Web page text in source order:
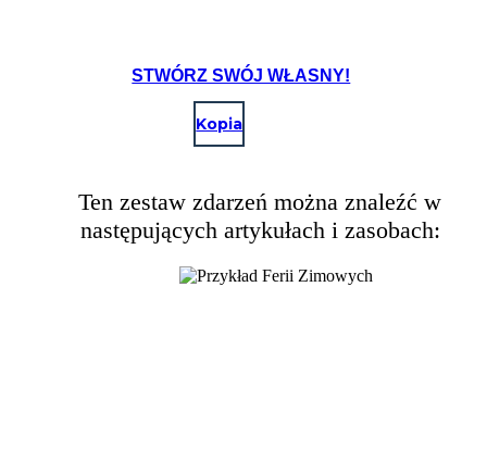
STWÓRZ SWÓJ WŁASNY!
Kopia
Ten zestaw zdarzeń można znaleźć w
następujących artykułach i zasobach: